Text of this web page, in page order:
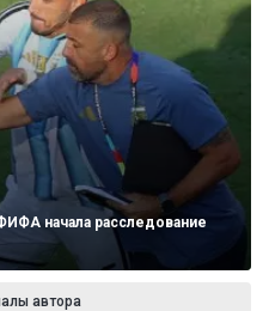
начала расследование
автора